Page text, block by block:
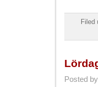
Filed
Posted